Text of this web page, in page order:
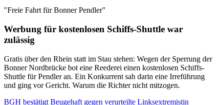
"Freie Fahrt für Bonner Pendler"
Werbung für kostenlosen Schiffs-Shuttle war
zulässig
Gratis über den Rhein statt im Stau stehen: Wegen der Sperrung der
Bonner Nordbrücke bot eine Reederei einen kostenlosen Schiffs-
Shuttle für Pendler an. Ein Konkurrent sah darin eine Irreführung
und ging vor Gericht. Warum die Richter nicht mitzogen.
BGH bestätigt Beugehaft gegen verurteilte Linksextremistin